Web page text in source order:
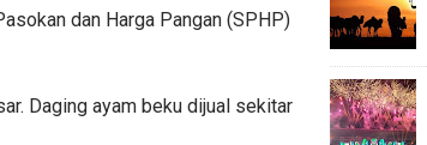
dan Harga Pangan (SPHP)
Daging ayam beku dijual sekitar